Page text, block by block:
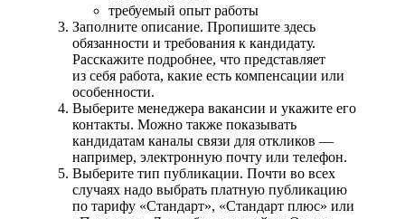
требуемый опыт работы
Заполните описание. Пропишите здесь
обязанности и требования к кандидату.
Расскажите подробнее, что представляет
из себя работа, какие есть компенсации или
особенности.
Выберите менеджера вакансии и укажите его
контакты. Можно также показывать
кандидатам каналы связи для откликов —
например, электронную почту или телефон.
Выберите тип публикации. Почти во всех
случаях надо выбрать платную публикацию
по тарифу «Стандарт», «Стандарт плюс» или